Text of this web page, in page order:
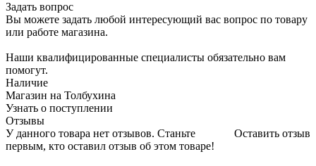
Задать вопрос
Вы можете задать любой интересующий вас вопрос по товару
или работе магазина.
Наши квалифицированные специалисты обязательно вам
помогут.
Наличие
Магазин на Толбухина
Узнать о поступлении
Отзывы
Оставить отзыв
У данного товара нет отзывов. Станьте
первым, кто оставил отзыв об этом товаре!